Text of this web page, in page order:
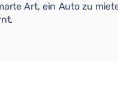
Art, ein Auto zu